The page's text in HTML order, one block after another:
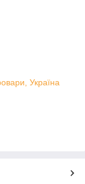
Україна